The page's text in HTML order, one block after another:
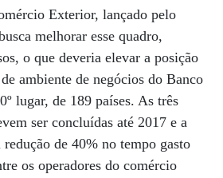
Exterior, lançado pelo
melhorar esse quadro,
o que deveria elevar a posição
ambiente de negócios do Banco
lugar, de 189 países. As três
ser concluídas até 2017 e a
de 40% no tempo gasto
os operadores do comércio